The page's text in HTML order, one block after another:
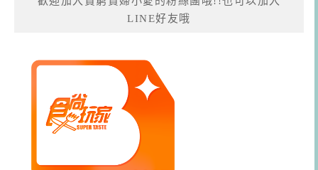
LINE好友哦